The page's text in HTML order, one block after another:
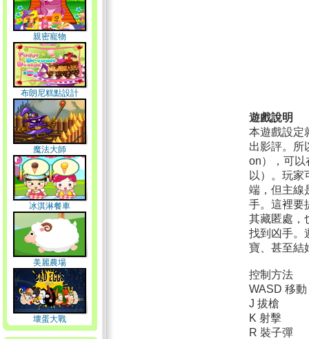
親密寵物
布朗尼糕點設計
魔法大師
冰淇淋餐車
美麗農場
壞蛋大戰
遊戲說明
本遊戲設定
出影評。所
on），可以
以）。玩家
端，但主線
手。這裡要
其藏匿處，
找到凶手。
寶、甚至結
控制方法
WASD 移
J 拔槍
K 射擊
R 裝子彈